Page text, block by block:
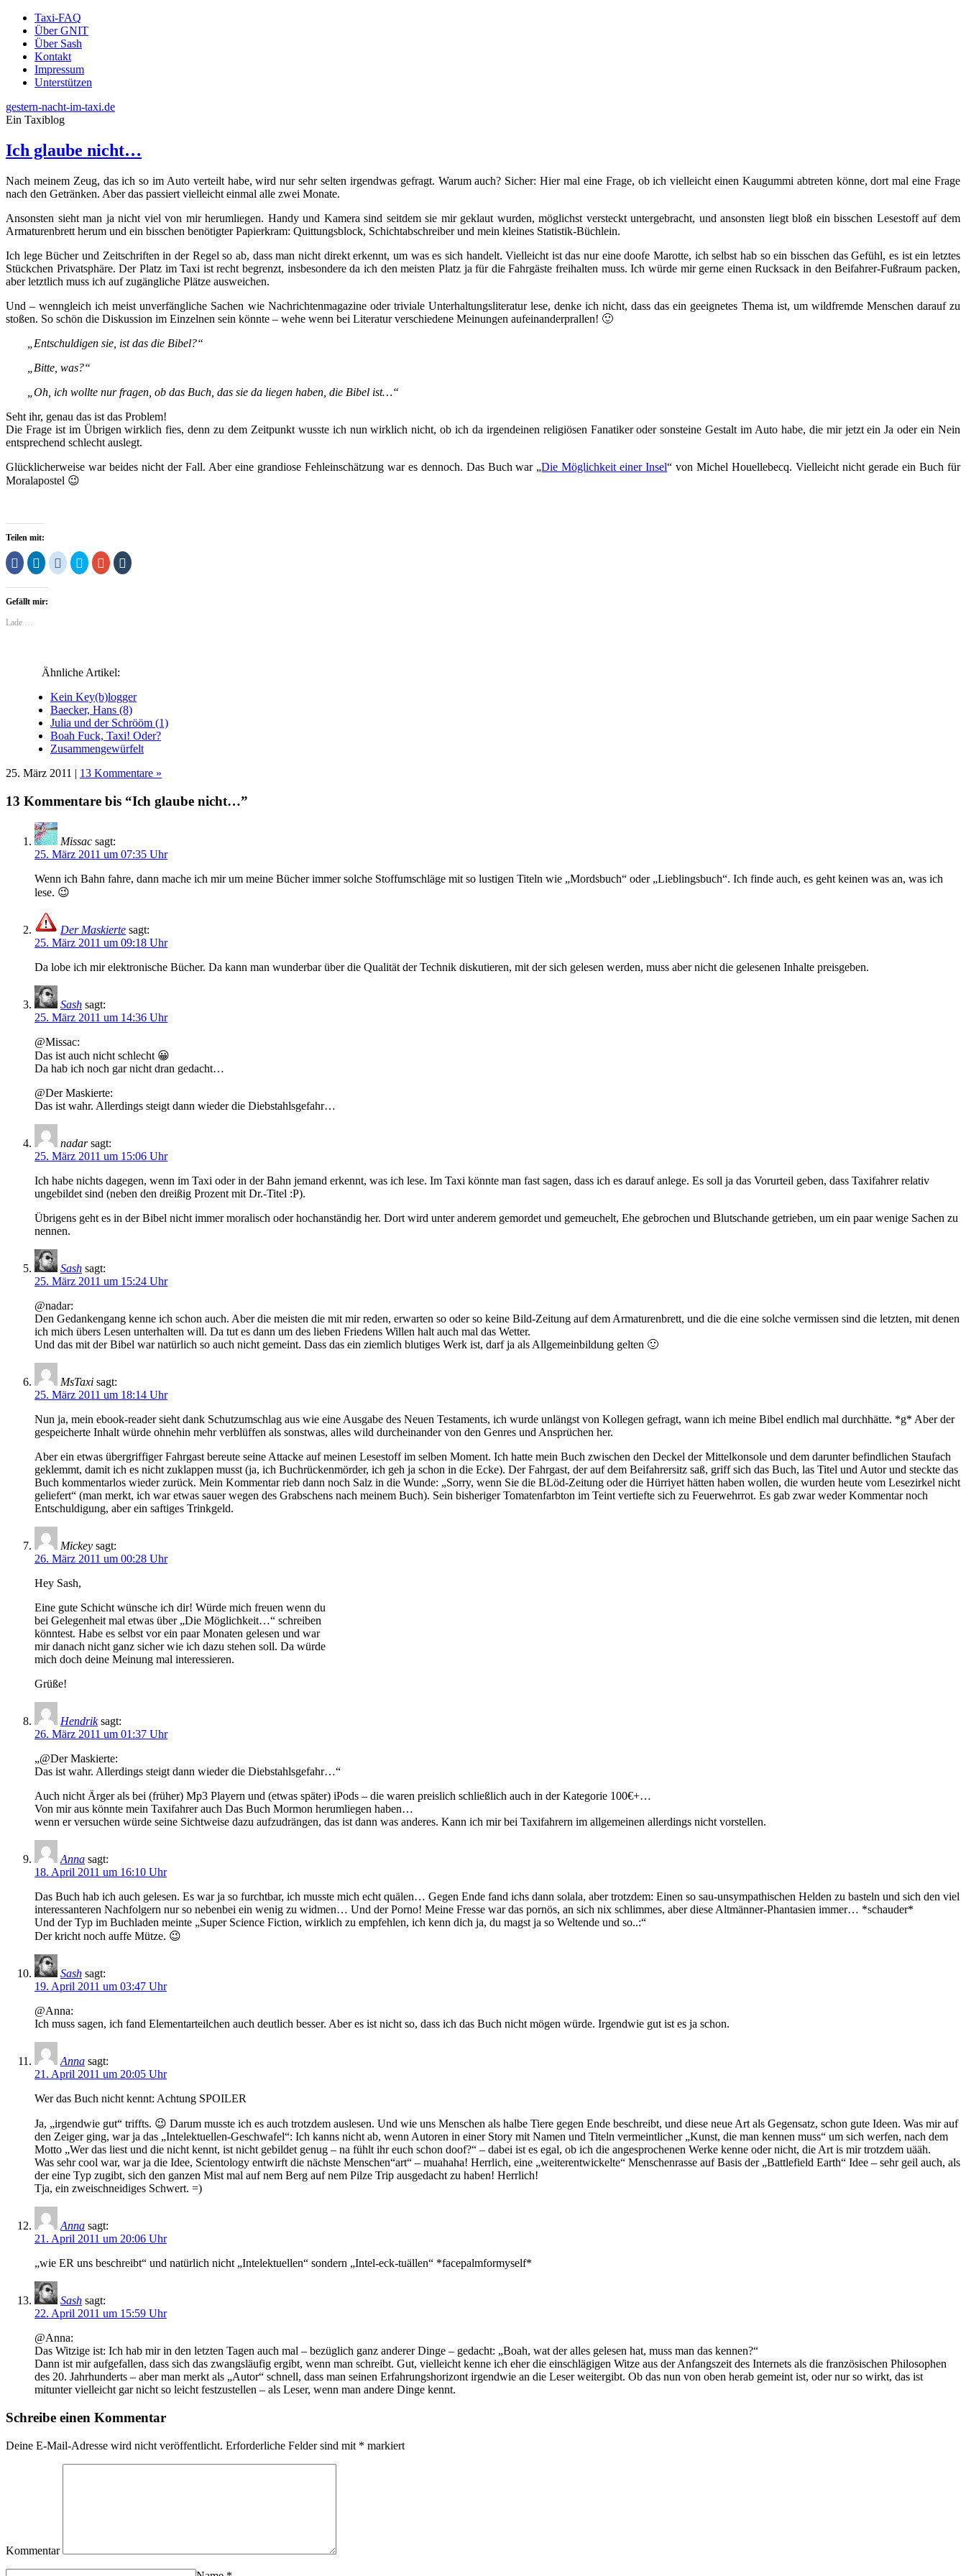
Taxi-FAQ
Über GNIT
Über Sash
Kontakt
Impressum
Unterstützen
gestern-nacht-im-taxi.de
Ein Taxiblog
Ich glaube nicht…
Nach meinem Zeug, das ich so im Auto verteilt habe, wird nur sehr selten irgendwas gefragt. Warum auch? Sicher: Hier mal eine Frage, ob ich vielleicht einen Kaugummi abtreten könne, dort mal eine Frage
nach den Getränken. Aber das passiert vielleicht einmal alle zwei Monate.
Ansonsten sieht man ja nicht viel von mir herumliegen. Handy und Kamera sind seitdem sie mir geklaut wurden, möglichst versteckt untergebracht, und ansonsten liegt bloß ein bisschen Lesestoff auf dem
Armaturenbrett herum und ein bisschen benötigter Papierkram: Quittungsblock, Schichtabschreiber und mein kleines Statistik-Büchlein.
Ich lege Bücher und Zeitschriften in der Regel so ab, dass man nicht direkt erkennt, um was es sich handelt. Vielleicht ist das nur eine doofe Marotte, ich selbst hab so ein bisschen das Gefühl, es ist ein letztes
Stückchen Privatsphäre. Der Platz im Taxi ist recht begrenzt, insbesondere da ich den meisten Platz ja für die Fahrgäste freihalten muss. Ich würde mir gerne einen Rucksack in den Beifahrer-Fußraum packen,
aber letztlich muss ich auf zugängliche Plätze ausweichen.
Und – wenngleich ich meist unverfängliche Sachen wie Nachrichtenmagazine oder triviale Unterhaltungsliteratur lese, denke ich nicht, dass das ein geeignetes Thema ist, um wildfremde Menschen darauf zu
stoßen. So schön die Diskussion im Einzelnen sein könnte – wehe wenn bei Literatur verschiedene Meinungen aufeinanderprallen! 🙂
„Entschuldigen sie, ist das die Bibel?“
„Bitte, was?“
„Oh, ich wollte nur fragen, ob das Buch, das sie da liegen haben, die Bibel ist…“
Seht ihr, genau das ist das Problem!
Die Frage ist im Übrigen wirklich fies, denn zu dem Zeitpunkt wusste ich nun wirklich nicht, ob ich da irgendeinen religiösen Fanatiker oder sonsteine Gestalt im Auto habe, die mir jetzt ein Ja oder ein Nein
entsprechend schlecht auslegt.
Glücklicherweise war beides nicht der Fall. Aber eine grandiose Fehleinschätzung war es dennoch. Das Buch war „Die Möglichkeit einer Insel“ von Michel Houellebecq. Vielleicht nicht gerade ein Buch für
Moralapostel 😉
Teilen mit:
Klick,
um
Facebook
teilen
in
neuem
Klick,
um
LinkedIn
teilen
Klick,
um
Klick,
um
über
Zum
Teilen
Klick,
um
Gefällt mir:
Lade …
Ähnliche Artikel:
Kein Key(b)logger
Baecker, Hans (8)
Julia und der Schrööm (1)
Boah Fuck, Taxi! Oder?
Zusammengewürfelt
25. März 2011 | 13 Kommentare »
13 Kommentare bis “Ich glaube nicht…”
Missac sagt:
25. März 2011 um 07:35 Uhr
Wenn ich Bahn fahre, dann mache ich mir um meine Bücher immer solche Stoffumschläge mit so lustigen Titeln wie „Mordsbuch“ oder „Lieblingsbuch“. Ich finde auch, es geht keinen was an, was ich
lese. 😉
Der Maskierte sagt:
25. März 2011 um 09:18 Uhr
Da lobe ich mir elektronische Bücher. Da kann man wunderbar über die Qualität der Technik diskutieren, mit der sich gelesen werden, muss aber nicht die gelesenen Inhalte preisgeben.
Sash sagt:
25. März 2011 um 14:36 Uhr
@Missac:
Das ist auch nicht schlecht 😀
Da hab ich noch gar nicht dran gedacht…
@Der Maskierte:
Das ist wahr. Allerdings steigt dann wieder die Diebstahlsgefahr…
nadar sagt:
25. März 2011 um 15:06 Uhr
Ich habe nichts dagegen, wenn im Taxi oder in der Bahn jemand erkennt, was ich lese. Im Taxi könnte man fast sagen, dass ich es darauf anlege. Es soll ja das Vorurteil geben, dass Taxifahrer relativ
ungebildet sind (neben den dreißig Prozent mit Dr.-Titel :P).
Übrigens geht es in der Bibel nicht immer moralisch oder hochanständig her. Dort wird unter anderem gemordet und gemeuchelt, Ehe gebrochen und Blutschande getrieben, um ein paar wenige Sachen zu
nennen.
Sash sagt:
25. März 2011 um 15:24 Uhr
@nadar:
Den Gedankengang kenne ich schon auch. Aber die meisten die mit mir reden, erwarten so oder so keine Bild-Zeitung auf dem Armaturenbrett, und die die eine solche vermissen sind die letzten, mit denen
ich mich übers Lesen unterhalten will. Da tut es dann um des lieben Friedens Willen halt auch mal das Wetter.
Und das mit der Bibel war natürlich so auch nicht gemeint. Dass das ein ziemlich blutiges Werk ist, darf ja als Allgemeinbildung gelten 🙂
MsTaxi sagt:
25. März 2011 um 18:14 Uhr
Nun ja, mein ebook-reader sieht dank Schutzumschlag aus wie eine Ausgabe des Neuen Testaments, ich wurde unlängst von Kollegen gefragt, wann ich meine Bibel endlich mal durchhätte. *g* Aber der
gespeicherte Inhalt würde ohnehin mehr verblüffen als sonstwas, alles wild durcheinander von den Genres und Ansprüchen her.
Aber ein etwas übergriffiger Fahrgast bereute seine Attacke auf meinen Lesestoff im selben Moment. Ich hatte mein Buch zwischen den Deckel der Mittelkonsole und dem darunter befindlichen Staufach
geklemmt, damit ich es nicht zuklappen musst (ja, ich Buchrückenmörder, ich geh ja schon in die Ecke). Der Fahrgast, der auf dem Beifahrersitz saß, griff sich das Buch, las Titel und Autor und steckte das
Buch kommentarlos wieder zurück. Mein Kommentar rieb dann noch Salz in die Wunde: „Sorry, wenn Sie die BLöd-Zeitung oder die Hürriyet hätten haben wollen, die wurden heute vom Lesezirkel nicht
geliefert“ (man merkt, ich war etwas sauer wegen des Grabschens nach meinem Buch). Sein bisheriger Tomatenfarbton im Teint vertiefte sich zu Feuerwehrrot. Es gab zwar weder Kommentar noch
Entschuldigung, aber ein saftiges Trinkgeld.
Mickey sagt:
26. März 2011 um 00:28 Uhr
Hey Sash,
Eine gute Schicht wünsche ich dir! Würde mich freuen wenn du
bei Gelegenheit mal etwas über „Die Möglichkeit…“ schreiben
könntest. Habe es selbst vor ein paar Monaten gelesen und war
mir danach nicht ganz sicher wie ich dazu stehen soll. Da würde
mich doch deine Meinung mal interessieren.
Grüße!
Hendrik sagt:
26. März 2011 um 01:37 Uhr
„@Der Maskierte:
Das ist wahr. Allerdings steigt dann wieder die Diebstahlsgefahr…“
Auch nicht Ärger als bei (früher) Mp3 Playern und (etwas später) iPods – die waren preislich schließlich auch in der Kategorie 100€+…
Von mir aus könnte mein Taxifahrer auch Das Buch Mormon herumliegen haben…
wenn er versuchen würde seine Sichtweise dazu aufzudrängen, das ist dann was anderes. Kann ich mir bei Taxifahrern im allgemeinen allerdings nicht vorstellen.
Anna sagt:
18. April 2011 um 16:10 Uhr
Das Buch hab ich auch gelesen. Es war ja so furchtbar, ich musste mich echt quälen… Gegen Ende fand ichs dann solala, aber trotzdem: Einen so sau-unsympathischen Helden zu basteln und sich den viel
interessanteren Nachfolgern nur so nebenbei ein wenig zu widmen… Und der Porno! Meine Fresse war das pornös, an sich nix schlimmes, aber diese Altmänner-Phantasien immer… *schauder*
Und der Typ im Buchladen meinte „Super Science Fiction, wirklich zu empfehlen, ich kenn dich ja, du magst ja so Weltende und so..:“
Der kricht noch auffe Mütze. 😉
Sash sagt:
19. April 2011 um 03:47 Uhr
@Anna:
Ich muss sagen, ich fand Elementarteilchen auch deutlich besser. Aber es ist nicht so, dass ich das Buch nicht mögen würde. Irgendwie gut ist es ja schon.
Anna sagt:
21. April 2011 um 20:05 Uhr
Wer das Buch nicht kennt: Achtung SPOILER
Ja, „irgendwie gut“ triffts. 😉 Darum musste ich es auch trotzdem auslesen. Und wie uns Menschen als halbe Tiere gegen Ende beschreibt, und diese neue Art als Gegensatz, schon gute Ideen. Was mir auf
den Zeiger ging, war ja das „Intelektuellen-Geschwafel“: Ich kanns nicht ab, wenn Autoren in einer Story mit Namen und Titeln vermeintlicher „Kunst, die man kennen muss“ um sich werfen, nach dem
Motto „Wer das liest und die nicht kennt, ist nicht gebildet genug – na fühlt ihr euch schon doof?“ – dabei ist es egal, ob ich die angesprochenen Werke kenne oder nicht, die Art is mir trotzdem uääh.
Was sehr cool war, war ja die Idee, Scientology entwirft die nächste Menschen“art“ – muahaha! Herrlich, eine „weiterentwickelte“ Menschenrasse auf Basis der „Battlefield Earth“ Idee – sehr geil auch, als
der eine Typ zugibt, sich den ganzen Mist mal auf nem Berg auf nem Pilze Trip ausgedacht zu haben! Herrlich!
Tja, ein zweischneidiges Schwert. =)
Anna sagt:
21. April 2011 um 20:06 Uhr
„wie ER uns beschreibt“ und natürlich nicht „Intelektuellen“ sondern „Intel-eck-tuällen“ *facepalmformyself*
Sash sagt:
22. April 2011 um 15:59 Uhr
@Anna:
Das Witzige ist: Ich hab mir in den letzten Tagen auch mal – bezüglich ganz anderer Dinge – gedacht: „Boah, wat der alles gelesen hat, muss man das kennen?“
Dann ist mir aufgefallen, dass sich das zwangsläufig ergibt, wenn man schreibt. Gut, vielleicht kenne ich eher die einschlägigen Witze aus der Anfangszeit des Internets als die französischen Philosophen
des 20. Jahrhunderts – aber man merkt als „Autor“ schnell, dass man seinen Erfahrungshorizont irgendwie an die Leser weitergibt. Ob das nun von oben herab gemeint ist, oder nur so wirkt, das ist
mitunter vielleicht gar nicht so leicht festzustellen – als Leser, wenn man andere Dinge kennt.
Schreibe einen Kommentar
Deine E-Mail-Adresse wird nicht veröffentlicht. Erforderliche Felder sind mit * markiert
Kommentar